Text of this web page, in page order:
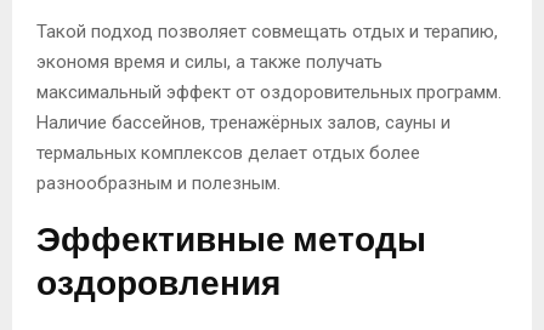
Такой подход позволяет совмещать отдых и терапию,
экономя время и силы, а также получать
максимальный эффект от оздоровительных программ.
Наличие бассейнов, тренажёрных залов, сауны и
термальных комплексов делает отдых более
разнообразным и полезным.
Эффективные методы
оздоровления